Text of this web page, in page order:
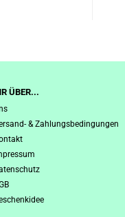
ÜBER...
& Zahlungsbedingungen